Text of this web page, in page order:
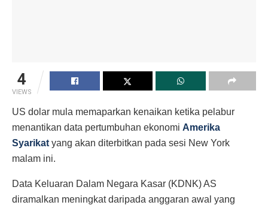
4
VIEWS
US dolar mula memaparkan kenaikan ketika pelabur
menantikan data pertumbuhan ekonomi Amerika
Syarikat yang akan diterbitkan pada sesi New York
malam ini.
Data Keluaran Dalam Negara Kasar (KDNK) AS
diramalkan meningkat daripada anggaran awal yang